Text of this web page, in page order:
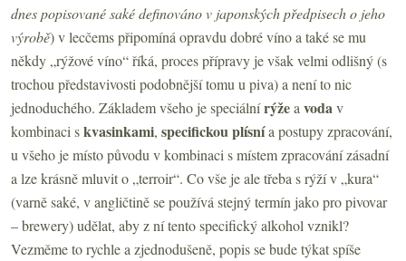
dnes popisované saké definováno v japonských předpisech o jeho
výrobě) v lecčems připomíná opravdu dobré víno a také se mu
někdy „rýžové víno“ říká, proces přípravy je však velmi odlišný (s
trochou představivosti podobnější tomu u piva) a není to nic
jednoduchého. Základem všeho je speciálnírýžea vodav
kombinaci skvasinkami, specifickou plísnía postupy zpracování,
u všeho je místo původu v kombinaci s místem zpracování zásadní
a lze krásně mluvit o „terroir“. Co vše je ale třeba s rýží v „kura“
(varně saké, v angličtině se používá stejný termín jako pro pivovar
– brewery) udělat, aby z ní tento specifický alkohol vznikl?
Vezměme to rychle a zjednodušeně, popis se bude týkat spíše